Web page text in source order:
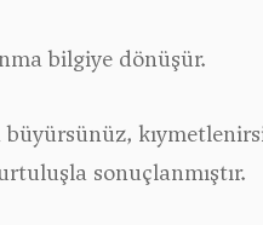
bilgiye dönüşür.
sonuçlanmıştır.